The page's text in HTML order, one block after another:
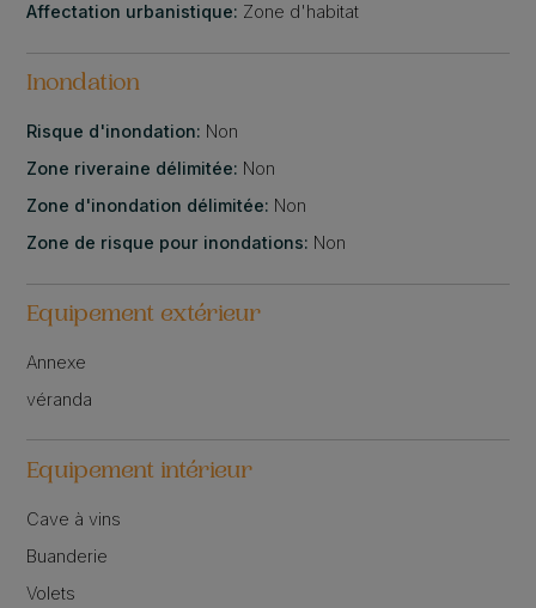
Affectation urbanistique: Zone d'habitat
Inondation
Risque d'inondation: Non
Zone riveraine délimitée: Non
Zone d'inondation délimitée: Non
Zone de risque pour inondations: Non
Equipement extérieur
Annexe
véranda
Equipement intérieur
Cave à vins
Buanderie
Volets